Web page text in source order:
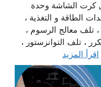
كرت الشاشة وحدة
الطاقة و التغذية ،
، تلف معالج الرسوم ،
، تلف التوانزستور ،
اقرأ المزيد